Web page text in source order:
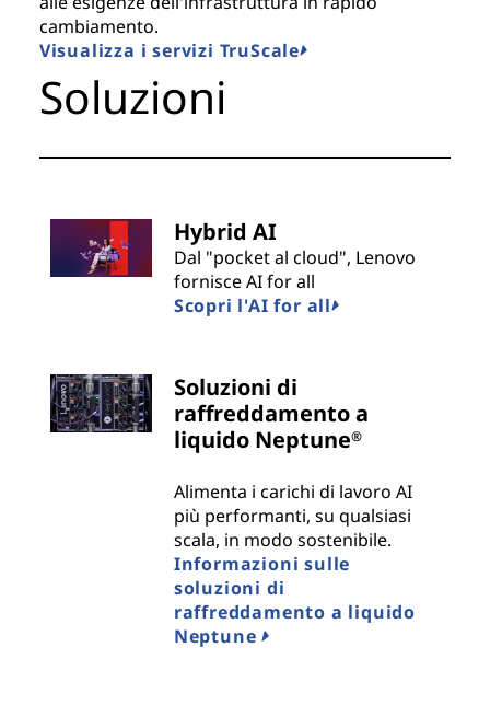
cambiamento.
Visualizza i servizi TruScale
Soluzioni
Hybrid AI
Dal "pocket al cloud", Lenovo
fornisce AI for all
Scopri l'AI for all
Soluzioni di
raffreddamento a
liquido Neptune®
Alimenta i carichi di lavoro AI
più performanti, su qualsiasi
scala, in modo sostenibile.
Informazioni sulle
soluzioni di
raffreddamento a liquido
Neptune